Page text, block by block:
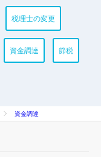
税理士の変更
資金調達 節税
資金調達